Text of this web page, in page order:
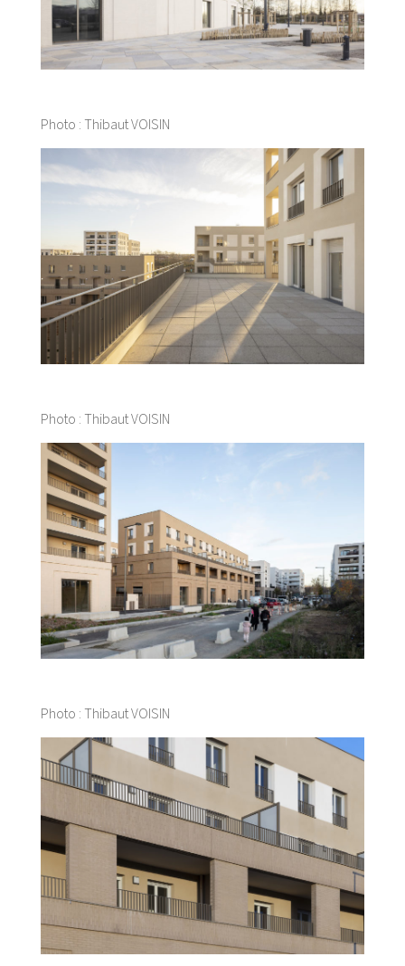
Photo : Thibaut VOISIN
Photo : Thibaut VOISIN
Photo : Thibaut VOISIN